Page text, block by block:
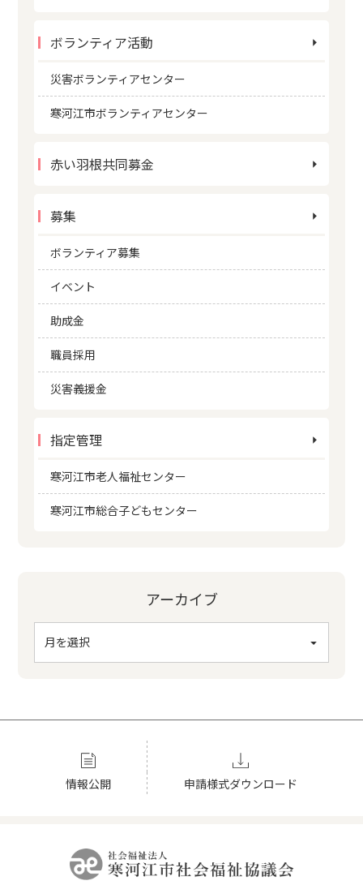
ボランティア活動
災害ボランティアセンター
寒河江市ボランティアセンター
赤い羽根共同募金
募集
ボランティア募集
イベント
助成金
職員採用
災害義援金
指定管理
寒河江市老人福祉センター
寒河江市総合子どもセンター
アーカイブ
情報公開 申請様式ダウンロード